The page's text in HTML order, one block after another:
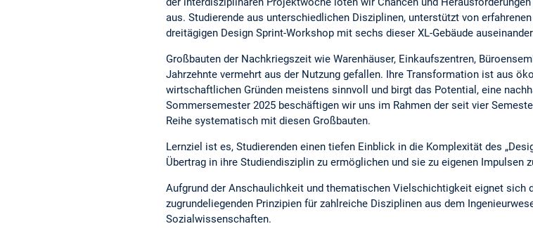
aus. Studierende aus unterschiedlichen Disziplinen, unterstützt von
dreitägigen Design Sprint-Workshop mit sechs dieser XL-Gebäude
Großbauten der Nachkriegszeit wie Warenhäuser, Einkaufszentren,
Jahrzehnte vermehrt aus der Nutzung gefallen. Ihre Transformation ist aus
wirtschaftlichen Gründen meistens sinnvoll und birgt das Potential, eine
Sommersemester 2025 beschäftigen wir uns im Rahmen der seit vier
Reihe systematisch mit diesen Großbauten.
Lernziel ist es, Studierenden einen tiefen Einblick in die Komplexität des
Übertrag in ihre Studiendisziplin zu ermöglichen und sie zu eigenen Impulsen
Aufgrund der Anschaulichkeit und thematischen Vielschichtigkeit eignet sich
zugrundeliegenden Prinzipien für zahlreiche Disziplinen aus dem
Sozialwissenschaften.